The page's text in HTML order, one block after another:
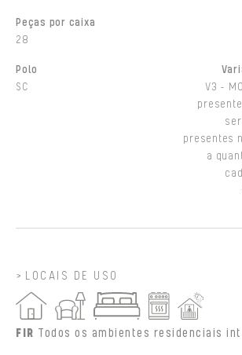
Peças por caixa
28
Polo
SC
V3 -
presentes
a
LOCAIS DE USO
FIR Todos os ambientes residenciais